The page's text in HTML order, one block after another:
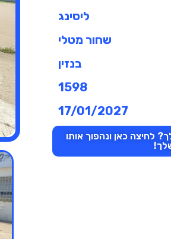
ליסינג
שחור מטלי
בנזין
1598
17/01/2027
לחיצה כאן ונהפוך אותו